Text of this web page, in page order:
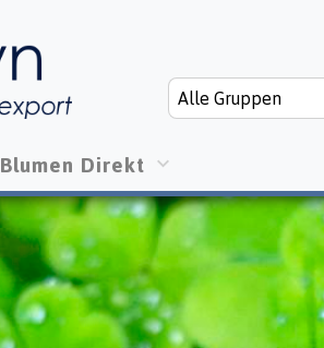
Alle Gruppen
Blumen Direkt